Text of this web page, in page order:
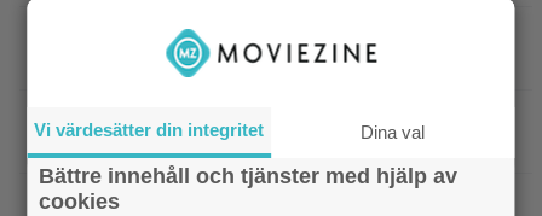
Bortglömd komedi från 1984 blev
Robin Williams favorit: ”Min bästa film”
HBO Max |Två nya skådisar redo att skapa
drama i ”Heated Rivalry” säsong 2
Netflix|Netflix har stängt in en snubbe i en
Vi värdesätter din integritet Dina val
Bättre innehåll och tjänster med hjälp av
cookies